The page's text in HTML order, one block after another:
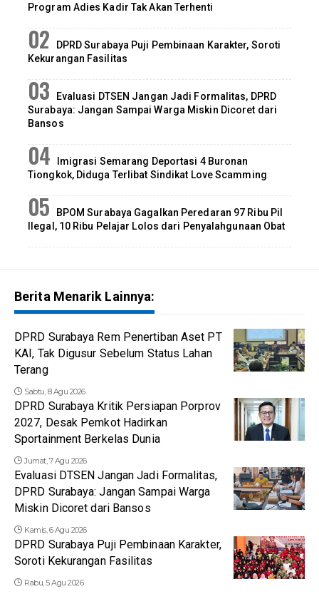
Program Adies Kadir Tak Akan Terhenti
DPRD Surabaya Puji Pembinaan Karakter, Soroti
Kekurangan Fasilitas
Evaluasi DTSEN Jangan Jadi Formalitas, DPRD
Surabaya: Jangan Sampai Warga Miskin Dicoret dari
Bansos
Imigrasi Semarang Deportasi 4 Buronan
Tiongkok, Diduga Terlibat Sindikat Love Scamming
BPOM Surabaya Gagalkan Peredaran 97 Ribu Pil
Ilegal, 10 Ribu Pelajar Lolos dari Penyalahgunaan Obat
Berita Menarik Lainnya:
DPRD Surabaya Rem Penertiban Aset PT
KAI, Tak Digusur Sebelum Status Lahan
Terang
Sabtu, 8 Agu 2026
DPRD Surabaya Kritik Persiapan Porprov
2027, Desak Pemkot Hadirkan
Sportainment Berkelas Dunia
Jumat, 7 Agu 2026
Evaluasi DTSEN Jangan Jadi Formalitas,
DPRD Surabaya: Jangan Sampai Warga
Miskin Dicoret dari Bansos
Kamis, 6 Agu 2026
DPRD Surabaya Puji Pembinaan Karakter,
Soroti Kekurangan Fasilitas
Rabu, 5 Agu 2026